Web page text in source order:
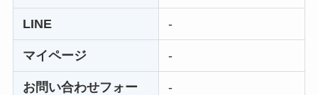
い時の裏ワザ
解約できない？バロ
ニーを電話から解約
LINE -
マイページ -
お問い合わせフォー
-